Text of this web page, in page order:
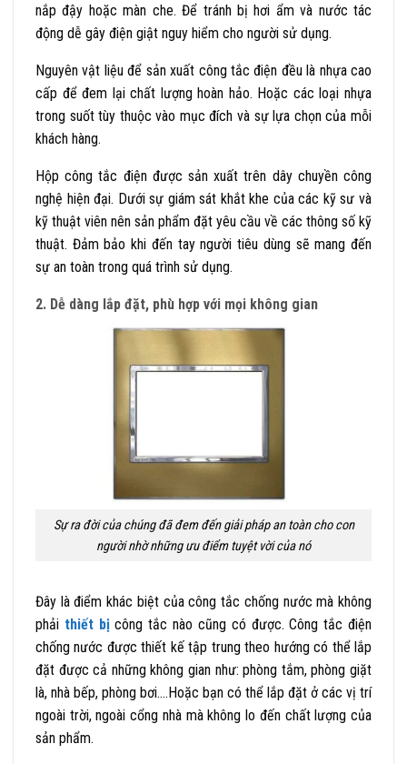
nắp đậy hoặc màn che. Để tránh bị hơi ẩm và nước tác
động dễ gây điện giật nguy hiểm cho người sử dụng.
Nguyên vật liệu để sản xuất công tắc điện đều là nhựa cao
cấp để đem lại chất lượng hoàn hảo. Hoặc các loại nhựa
trong suốt tùy thuộc vào mục đích và sự lựa chọn của mỗi
khách hàng.
Hộpcông tắc điệnđược sản xuất trên dây chuyền công
nghệ hiện đại. Dưới sự giám sát khắt khe của các kỹ sư và
kỹ thuật viên nên sản phẩm đặt yêu cầu về các thông số kỹ
thuật. Đảm bảo khi đến tay người tiêu dùng sẽ mang đến
sự an toàn trong quá trình sử dụng.
2. Dễ dàng lắp đặt, phù hợp với mọi không gian
Sự ra đời của chúng đã đem đến giải pháp an toàn cho con
người nhờ những ưu điểm tuyệt vời của nó
Đây là điểm khác biệt của công tắc chống nước mà không
phải thiết bịcông tắc nào cũng có được. Công tắc điện
chống nước được thiết kế tập trung theo hướng có thể lắp
đặt được cả những không gian như: phòng tắm, phòng giặt
là, nhà bếp, phòng bơi….Hoặc bạn có thể lắp đặt ở các vị trí
ngoài trời, ngoài cổng nhà mà không lo đến chất lượng của
sản phẩm.